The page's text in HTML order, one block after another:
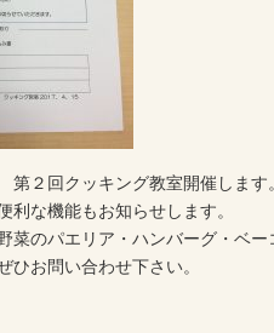
２回クッキング教室開催します
利な機能もお知らせします。
菜のパエリア・ハンバーグ・ベ
ひお問い合わせ下さい。